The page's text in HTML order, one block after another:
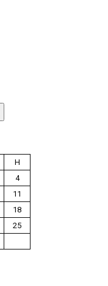
Н
4
11
18
25